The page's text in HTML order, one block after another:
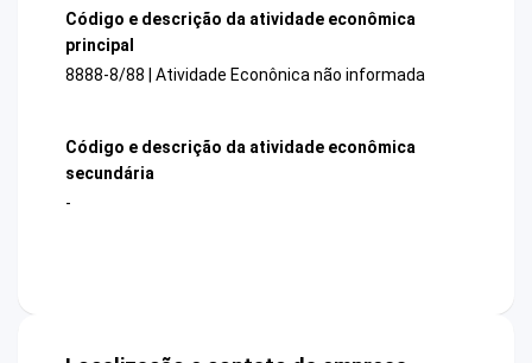
Código e descrição da atividade econômica
principal
8888-8/88 | Atividade Econônica não informada
Código e descrição da atividade econômica
secundária
-